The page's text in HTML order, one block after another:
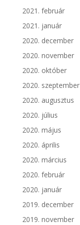
2021. február
2021. január
2020. december
2020. november
2020. október
2020. szeptember
2020. augusztus
2020. július
2020. május
2020. április
2020. március
2020. február
2020. január
2019. december
2019. november